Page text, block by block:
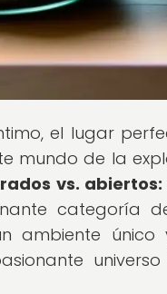
el lugar
mundo de la
vs.
categoría
ambiente